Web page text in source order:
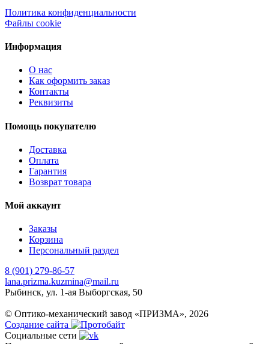
Политика конфиденциальности
Файлы cookie
Информация
О нас
Как оформить заказ
Контакты
Реквизиты
Помощь покупателю
Доставка
Оплата
Гарантия
Возврат товара
Мой аккаунт
Заказы
Корзина
Персональный раздел
8 (901) 279-86-57
lana.prizma.kuzmina@mail.ru
Рыбинск, ул. 1-ая Выборгская, 50
© Оптико-механический завод «ПРИЗМА», 2026
Создание сайта
Социальные сети